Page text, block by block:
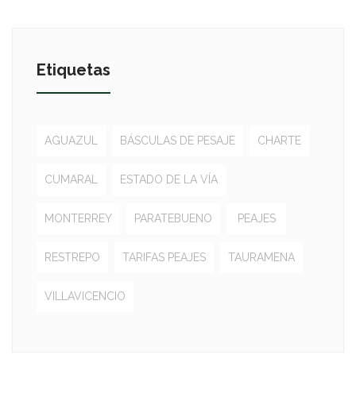
Etiquetas
AGUAZUL BÁSCULAS DE PESAJE CHARTE
CUMARAL ESTADO DE LA VÍA
MONTERREY PARATEBUENO PEAJES
RESTREPO TARIFAS PEAJES TAURAMENA
VILLAVICENCIO